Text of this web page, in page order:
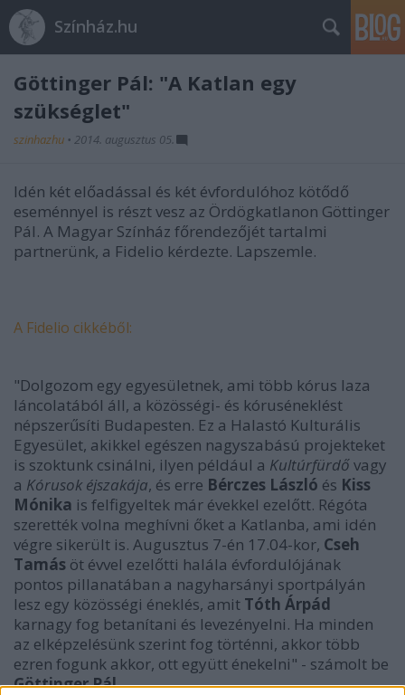
Színház.hu
Göttinger Pál: "A Katlan egy
szükséglet"
szinhazhu • 2014. augusztus 05.
Idén két előadással és két évfordulóhoz kötődő
eseménnyel is részt vesz az Ördögkatlanon Göttinger
Pál. A Magyar Színház főrendezőjét tartalmi
partnerünk, a Fidelio kérdezte. Lapszemle.
A Fidelio cikkéből:
"Dolgozom egy egyesületnek, ami több kórus laza
láncolatából áll, a közösségi- és kóruséneklést
népszerűsíti Budapesten. Ez a Halastó Kulturális
Egyesület, akikkel egészen nagyszabású projekteket
is szoktunk csinálni, ilyen például a Kultúrfürdővagy
a Kórusok éjszakája, és erre Bérczes László és Kiss
Mónika is felfigyeltek már évekkel ezelőtt. Régóta
szerették volna meghívni őket a Katlanba, ami idén
végre sikerült is. Augusztus 7-én 17.04-kor, Cseh
Tamás öt évvel ezelőtti halála évfordulójának
pontos pillanatában a nagyharsányi sportpályán
lesz egy közösségi éneklés, amit Tóth Árpád
karnagy fog betanítani és levezényelni. Ha minden
az elképzelésünk szerint fog történni, akkor több
ezren fogunk akkor, ott együtt énekelni" - számolt be
Göttinger Pál.